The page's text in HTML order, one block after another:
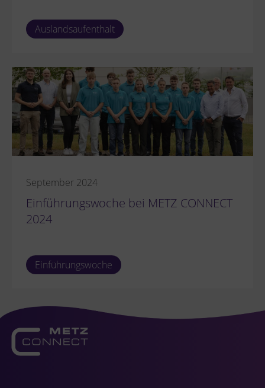
Auslandsaufenthalt
September 2024
Einführungswoche bei METZ CONNECT
2024
Einführungswoche